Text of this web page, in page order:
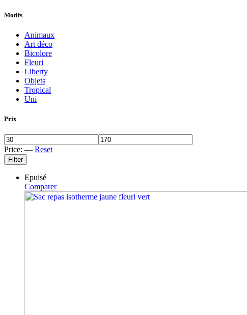
Motifs
Animaux
Art déco
Bicolore
Fleuri
Liberty
Objets
Tropical
Uni
Prix
Price: — Reset
Filter
Epuisé
Comparer